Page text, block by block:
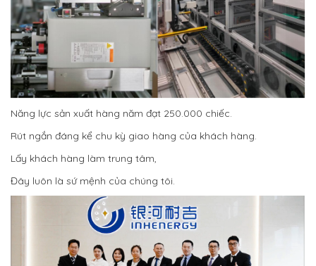
Năng lực sản xuất hàng năm đạt 250.000 chiếc.
Rút ngắn đáng kể chu kỳ giao hàng của khách hàng.
Lấy khách hàng làm trung tâm,
Đây luôn là sứ mệnh của chúng tôi.